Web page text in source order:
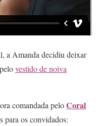
a Amanda decidiu deixar
vestido de noiva
comandada peloCoral
para os convidados: